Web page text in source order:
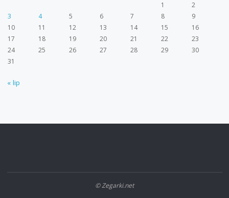
1
2
3
4 5 6 7 8
9
10
11 12 13 14 15
16
17
18 19 20 21 22
23
24
25 26 27 28 29
30
31
« lip
© Zegarki.net